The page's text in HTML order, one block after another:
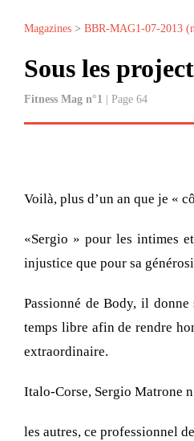
Magazines > BBR-MAG1-07-2013
Sous les
Fitness Mag n°1 | Page 64
Voilà, plus d’un an que je «
«Sergio » pour les intimes
injustice que pour sa
Passionné de Body, il
temps libre afin de rendre
extraordinaire.
Italo-Corse, Sergio Matrone
les autres, ce professionnel